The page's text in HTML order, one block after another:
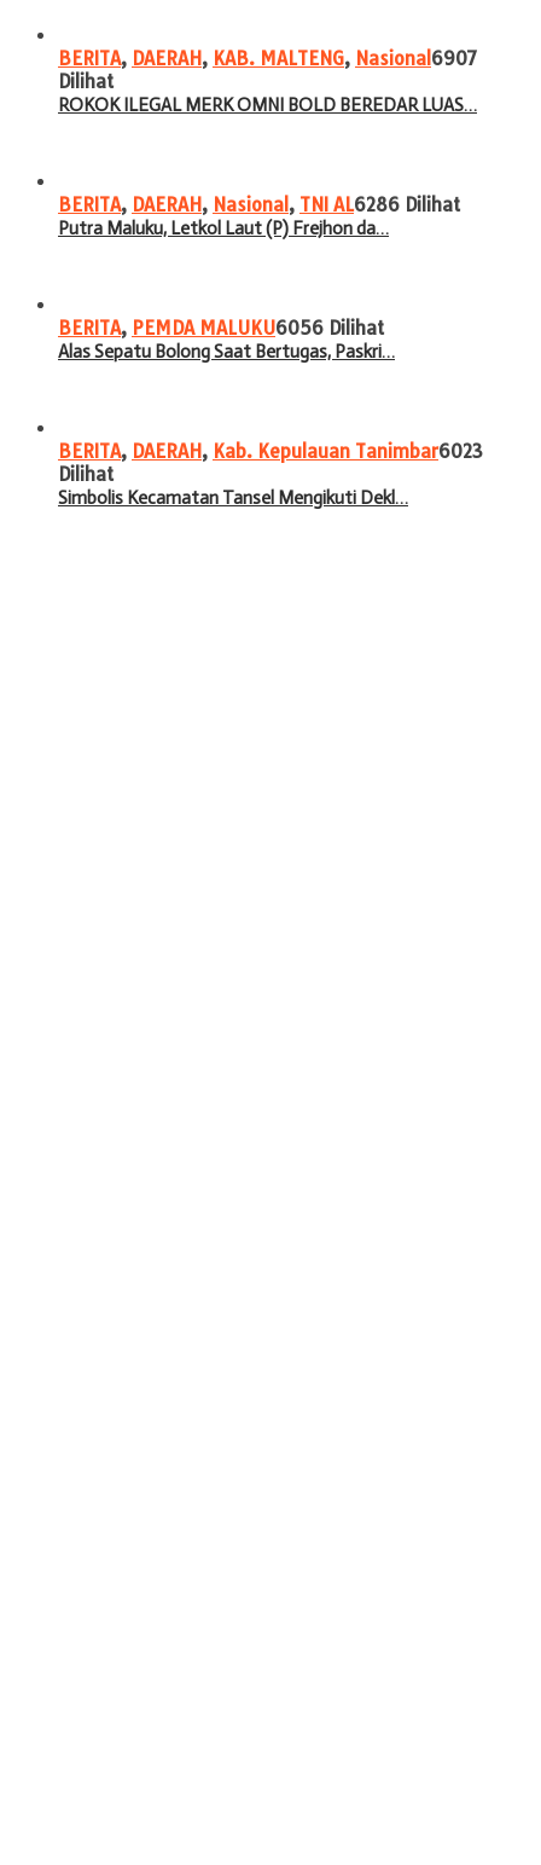
BERITA, DAERAH, KAB. MALTENG, Nasional 6907
Dilihat
ROKOK ILEGAL MERK OMNI BOLD BEREDAR LUAS…
BERITA, DAERAH, Nasional , TNI AL6286 Dilihat
Putra Maluku, Letkol Laut (P) Frejhon da…
BERITA, PEMDA MALUKU6056 Dilihat
Alas Sepatu Bolong Saat Bertugas, Paskri…
BERITA, DAERAH, Kab. Kepulauan Tanimbar6023
Dilihat
Simbolis Kecamatan Tansel Mengikuti Dekl…